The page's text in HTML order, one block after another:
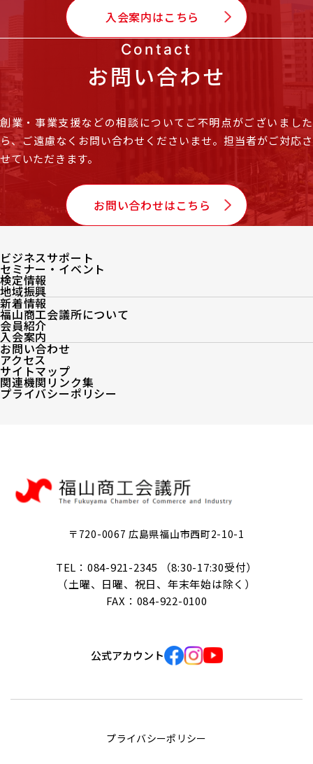
入会案内はこちら
Contact
お問い合わせ
創業・事業支援などの相談についてご不明点がございました
ら、ご遠慮なくお問い合わせくださいませ。担当者がご対応さ
せていただきます。
お問い合わせはこちら
ビジネスサポート
セミナー・イベント
検定情報
地域振興
新着情報
福山商工会議所について
会員紹介
入会案内
お問い合わせ
アクセス
サイトマップ
関連機関リンク集
プライバシーポリシー
〒720-0067 広島県福山市西町2-10-1
TEL：084-921-2345 （8:30-17:30受付）
（土曜、日曜、祝日、年末年始は除く）
FAX：084-922-0100
公式アカウント
プライバシーポリシー